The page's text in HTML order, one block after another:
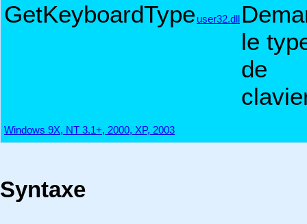
GetKeyboardType user32.dll
le
de
Windows 9X, NT 3.1+, 2000, XP, 2003
Syntaxe